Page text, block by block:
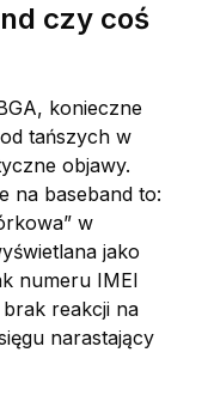
czy coś
konieczne
tańszych w
objawy.
na baseband to:
w
jako
numeru IMEI
reakcji na
narastający